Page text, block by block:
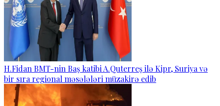
H.Fidan BMT-nin Baş katibi A.Quterreş ilə Kipr, Suriya və
bir sıra regional məsələləri müzakirə edib